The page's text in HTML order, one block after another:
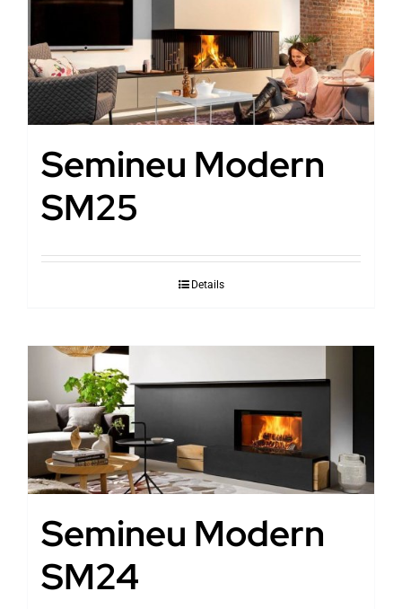
Semineu Modern
SM25
Details
Semineu Modern
SM24